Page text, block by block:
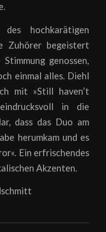
hochkarätigen
Zuhörer begeistert
genossen,
einmal alles. Diehl
mit »Still haven’t
in die
dass das Duo am
herumkam und es
Ein erfrischendes
Akzenten.